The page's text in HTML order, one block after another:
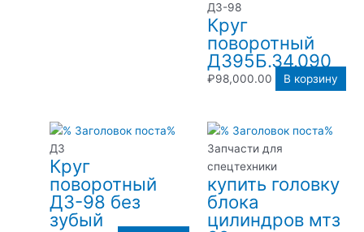
ДЗ-98
Круг
поворотный
Д395Б.34.090
₽98,000.00 В корзину
ДЗ
Круг
поворотный
ДЗ-98 без
зубый
Запчасти для
спецтехники
купить головку
блока
цилиндров мтз